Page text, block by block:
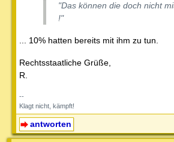
"Das können die doch nicht
!"
... 10% hatten bereits mit ihm zu tun.
Rechtsstaatliche Grüße,
R.
--
Klagt nicht, kämpft!
antworten